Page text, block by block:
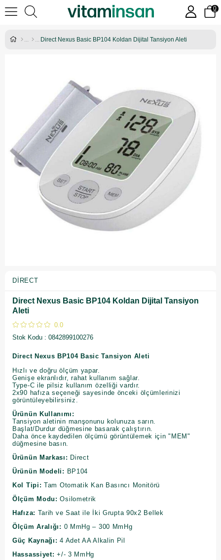
0
Direct Nexus Basic BP104 Koldan Dijital Tansiyon Aleti
DİRECT
Direct Nexus Basic BP104 Koldan Dijital Tansiyon
Aleti
0.0
Stok Kodu
0842899100276
Direct Nexus BP104 Basic Tansiyon Aleti
Hızlı ve doğru ölçüm yapar.
Genişe ekranlıdır, rahat kullanım sağlar.
Type-C ile pilsiz kullanım özelliği vardır.
2x90 hafıza seçeneği sayesinde önceki ölçümlerinizi
görüntüleyebilirsiniz.
Ürünün Kullanımı:
Tansiyon aletinin manşonunu kolunuza sarın.
Başlat/Durdur düğmesine basarak çalıştırın.
Daha önce kaydedilen ölçümü görüntülemek için "MEM"
düğmesine basın.
Ürünün Markası: Direct
Ürünün Modeli: BP104
Kol Tipi: Tam Otomatik Kan Basıncı Monitörü
Ölçüm Modu:Osilometrik
Hafıza: Tarih ve Saat ile İki Grupta 90x2 Bellek
Ölçüm Aralığı: 0 MmHg – 300 MmHg
Güç Kaynağı:4 Adet AA Alkalin Pil
Hassassiyet: +/- 3 MmHg